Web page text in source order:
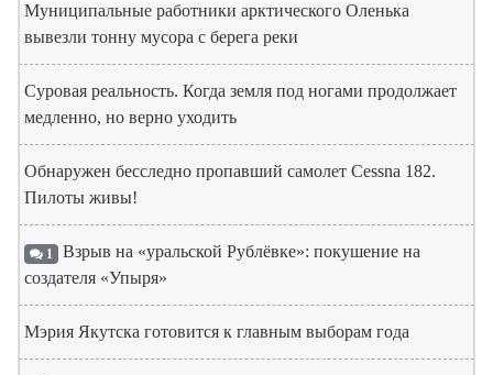
Муниципальные работники арктического Оленька
вывезли тонну мусора с берега реки
Суровая реальность. Когда земля под ногами продолжает
медленно, но верно уходить
Обнаружен бесследно пропавший самолет Cessna 182.
Пилоты живы!
1 Взрыв на «уральской Рублёвке»: покушение на
создателя «Упыря»
Мэрия Якутска готовится к главным выборам года